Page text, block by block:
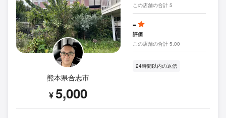
熊本県合志市
¥5,000
この店舗の合計 5
-
評価
この店舗の合計 5.00
24時間以内の返信